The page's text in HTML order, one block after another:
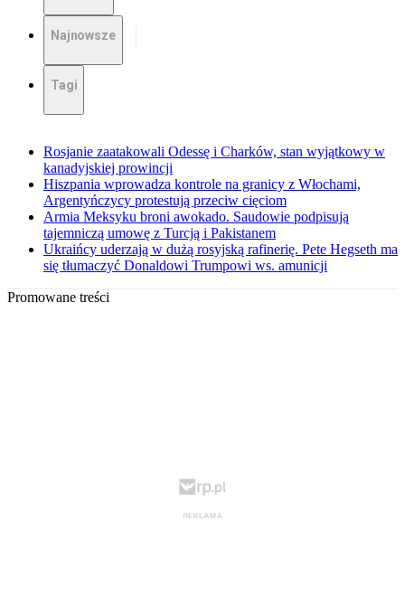
Najnowsze
Tagi
Rosjanie zaatakowali Odessę i Charków, stan wyjątkowy w
kanadyjskiej prowincji
Hiszpania wprowadza kontrole na granicy z Włochami,
Argentyńczycy protestują przeciw cięciom
Armia Meksyku broni awokado. Saudowie podpisują
tajemniczą umowę z Turcją i Pakistanem
Ukraińcy uderzają w dużą rosyjską rafinerię. Pete Hegseth ma
się tłumaczyć Donaldowi Trumpowi ws. amunicji
Promowane treści